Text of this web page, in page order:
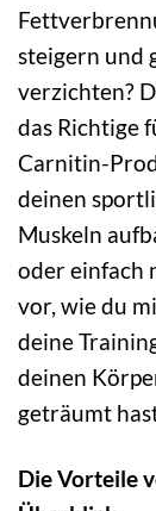
steigern und
verzichten?
das Richtige
Carnitin-
deinen
Muskeln
oder einfach
vor, wie du
deine
deinen
geträumt
Die Vorteile